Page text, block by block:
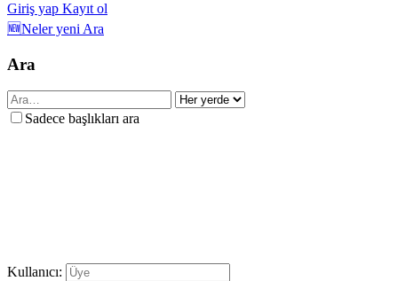
Giriş yap Kayıt ol
🆕Neler yeni Ara
Ara
Sadece başlıkları ara
Kullanıcı: